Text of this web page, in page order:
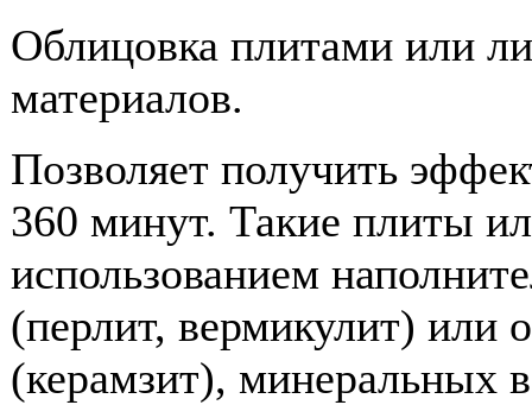
Облицовка плитами или
материалов.
Позволяет получить
360 минут. Такие плиты
использованием
(перлит, вермикулит) или
(керамзит), минеральных